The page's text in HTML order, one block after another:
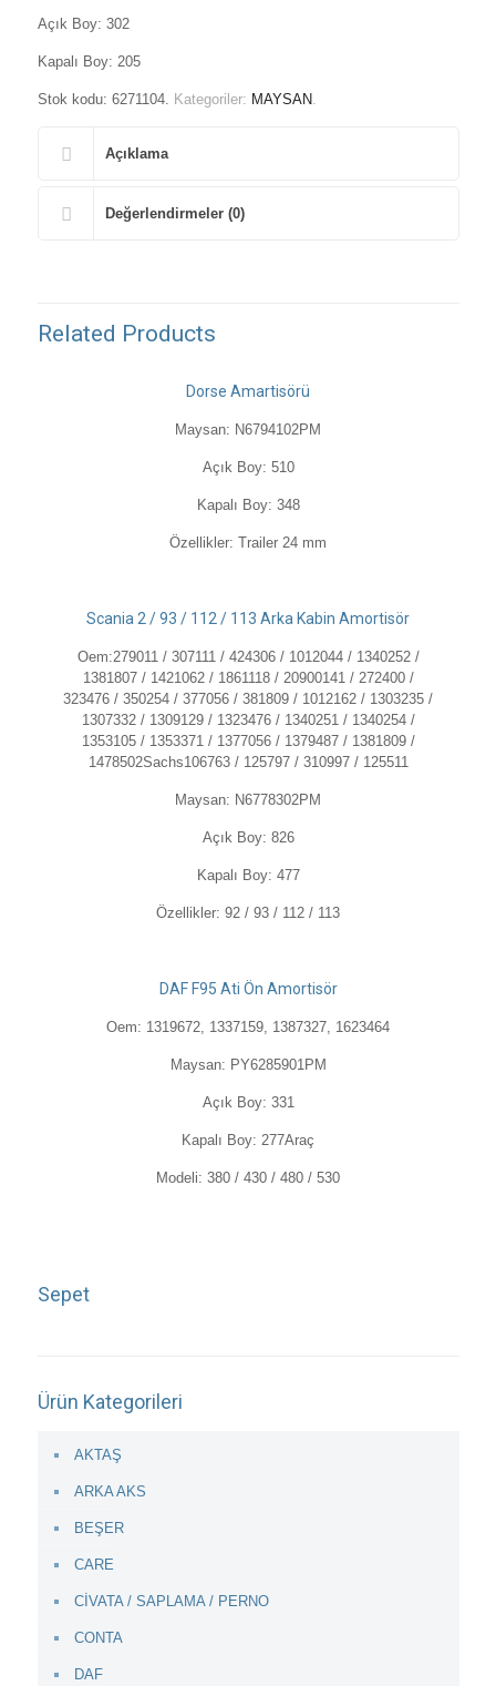
Açık Boy: 302
Kapalı Boy: 205
Stok kodu: 6271104. Kategoriler: MAYSAN.
Açıklama
Değerlendirmeler (0)
Related Products
Dorse Amartisörü
Maysan: N6794102PM
Açık Boy: 510
Kapalı Boy: 348
Özellikler: Trailer 24 mm
Scania 2 / 93 / 112 / 113 Arka Kabin Amortisör
Oem:279011 / 307111 / 424306 / 1012044 / 1340252 /
1381807 / 1421062 / 1861118 / 20900141 / 272400 /
323476 / 350254 / 377056 / 381809 / 1012162 / 1303235 /
1307332 / 1309129 / 1323476 / 1340251 / 1340254 /
1353105 / 1353371 / 1377056 / 1379487 / 1381809 /
1478502Sachs106763 / 125797 / 310997 / 125511
Maysan: N6778302PM
Açık Boy: 826
Kapalı Boy: 477
Özellikler: 92 / 93 / 112 / 113
DAF F95 Ati Ön Amortisör
Oem: 1319672, 1337159, 1387327, 1623464
Maysan: PY6285901PM
Açık Boy: 331
Kapalı Boy: 277Araç
Modeli: 380 / 430 / 480 / 530
Sepet
Ürün Kategorileri
AKTAŞ
ARKA AKS
BEŞER
CARE
CİVATA / SAPLAMA / PERNO
CONTA
DAF